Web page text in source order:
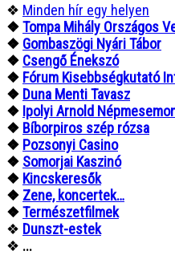
❖ Minden hír egy helyen
❖Tompa Mihály Országos
❖ Gombaszögi Nyári Tábor
❖ Csengő Énekszó
❖ Fórum Kisebbségkutató
❖ Duna Menti Tavasz
❖ Ipolyi Arnold
❖ Bíborpiros szép rózsa
❖ Pozsonyi Casino
❖ Somorjai Kaszinó
❖ Kincskeresők
❖ Zene, koncertek…
❖Természetfilmek
❖ Dunszt-estek
❖ ...